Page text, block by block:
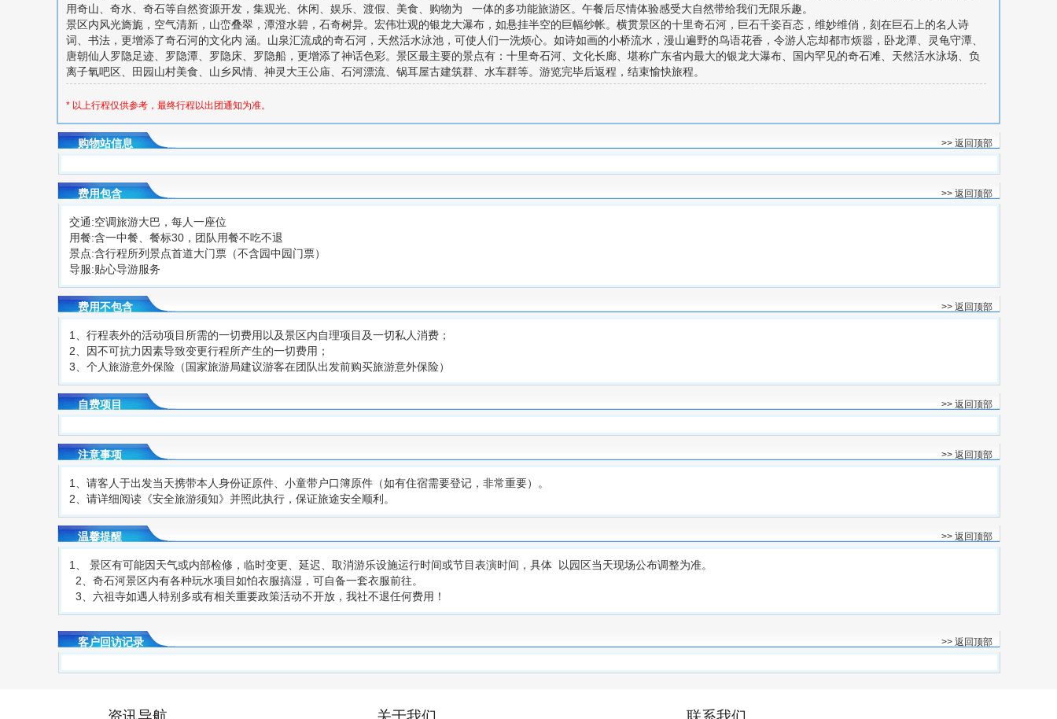
用奇山、奇水、奇石等自然资源开发，集观光、休闲、娱乐、渡假、美食、购物为 一体的多功能旅游区。午餐后尽情体验感受大自然带给我们无限乐趣。
景区内风光旖旎，空气清新，山峦叠翠，潭澄水碧，石奇树异。宏伟壮观的银龙大瀑布，如悬挂半空的巨幅纱帐。横贯景区的十里奇石河，巨石千姿百态，维妙维俏，刻在巨石上的名人诗
词、书法，更增添了奇石河的文化内 涵。山泉汇流成的奇石河，天然活水泳池，可使人们一洗烦心。如诗如画的小桥流水，漫山遍野的鸟语花香，令游人忘却都市烦嚣，卧龙潭、灵龟守潭、
唐朝仙人罗隐足迹、罗隐潭、罗隐床、罗隐船，更增添了神话色彩。景区最主要的景点有：十里奇石河、文化长廊、堪称广东省内最大的银龙大瀑布、国内罕见的奇石滩、天然活水泳场、负
离子氧吧区、田园山村美食、山乡风情、神灵大王公庙、石河漂流、锅耳屋古建筑群、水车群等。游览完毕后返程，结束愉快旅程。
* 以上行程仅供参考，最终行程以出团通知为准。
购物站信息 >> 返回顶部
费用包含 >> 返回顶部
交通:空调旅游大巴，每人一座位
用餐:含一中餐、餐标30，团队用餐不吃不退
景点:含行程所列景点首道大门票（不含园中园门票）
导服:贴心导游服务
费用不包含 >> 返回顶部
1、行程表外的活动项目所需的一切费用以及景区内自理项目及一切私人消费；
2、因不可抗力因素导致变更行程所产生的一切费用；
3、个人旅游意外保险（国家旅游局建议游客在团队出发前购买旅游意外保险）
自费项目 >> 返回顶部
注意事项 >> 返回顶部
1、请客人于出发当天携带本人身份证原件、小童带户口簿原件（如有住宿需要登记，非常重要）。
2、请详细阅读《安全旅游须知》并照此执行，保证旅途安全顺利。
温馨提醒 >> 返回顶部
1、 景区有可能因天气或内部检修，临时变更、延迟、取消游乐设施运行时间或节目表演时间，具体 以园区当天现场公布调整为准。
2、奇石河景区内有各种玩水项目如怕衣服搞湿，可自备一套衣服前往。
3、六祖寺如遇人特别多或有相关重要政策活动不开放，我社不退任何费用！
客户回访记录 >> 返回顶部